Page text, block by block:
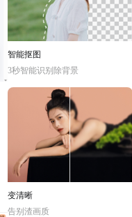
智能抠图
3秒智能识别除背景
变清晰
告别渣画质